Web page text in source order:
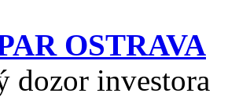
OSTRAVA
dozor investora